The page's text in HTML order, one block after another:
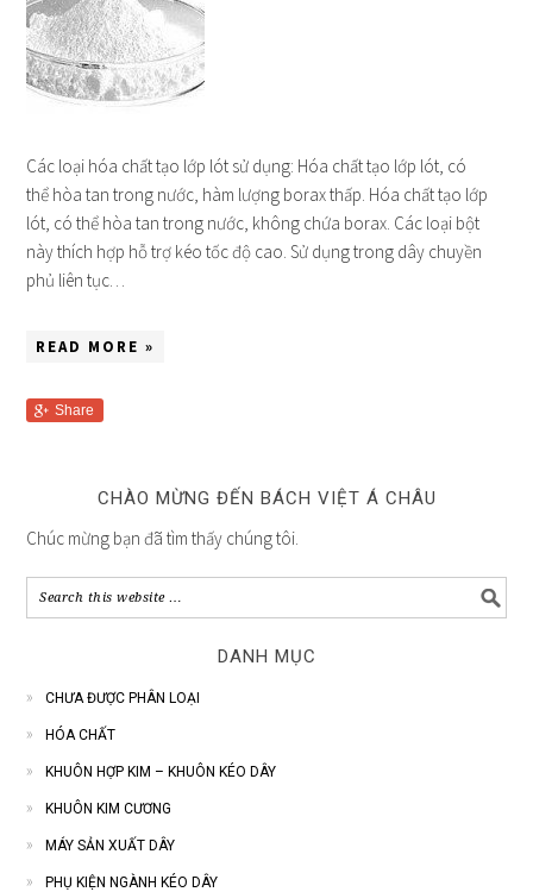
Các loại hóa chất tạo lớp lót sử dụng: Hóa chất tạo lớp lót, có
thể hòa tan trong nước, hàm lượng borax thấp. Hóa chất tạo lớp
lót, có thể hòa tan trong nước, không chứa borax. Các loại bột
này thích hợp hỗ trợ kéo tốc độ cao. Sử dụng trong dây chuyền
phủ liên tục…
READ MORE »
Share
CHÀO MỪNG ĐẾN BÁCH VIỆT Á CHÂU
Chúc mừng bạn đã tìm thấy chúng tôi.
DANH MỤC
CHƯA ĐƯỢC PHÂN LOẠI
HÓA CHẤT
KHUÔN HỢP KIM – KHUÔN KÉO DÂY
KHUÔN KIM CƯƠNG
MÁY SẢN XUẤT DÂY
PHỤ KIỆN NGÀNH KÉO DÂY